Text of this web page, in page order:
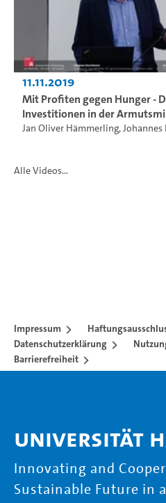
11.11.2019
Mit Profiten gegen Hunger -
Investitionen in der
Jan Oliver Hämmerling,Johannes
Alle Videos...
Impressum
Datenschutzerklärung
Barrierefreiheit
Universität
Innovating and
Sustainable Future in